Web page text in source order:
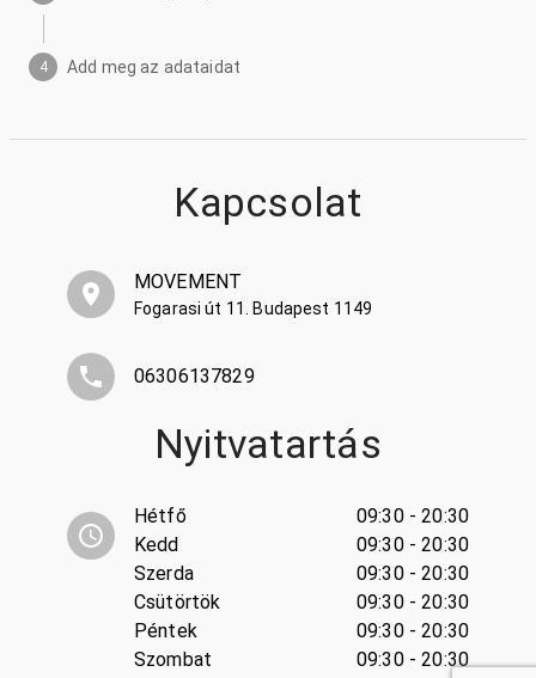
4 Add meg az adataidat
Kapcsolat
MOVEMENT
Fogarasi út 11. Budapest 1149
06306137829
Nyitvatartás
Hétfő
Kedd
Szerda
Csütörtök
Péntek
Szombat
09:30 - 20:30
09:30 - 20:30
09:30 - 20:30
09:30 - 20:30
09:30 - 20:30
09:30 - 20:30